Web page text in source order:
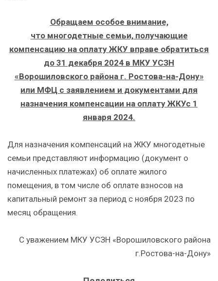
Обращаем особое внимание,
что многодетные семьи, получающие
компенсацию на оплату ЖКУ вправе обратиться
до 31 декабря 2024 в МКУ УСЗН
«Ворошиловского района г. Ростова-на-Дону»
или МФЦ с заявлением и документами для
назначения компенсации на оплату ЖКУс 1
января 2024.
Для назначения компенсаций на ЖКУ многодетные
семьи представляют информацию (документ о
начисленных платежах) об оплате жилого
помещения, в том числе об оплате взносов на
капитальный ремонт за период с ноября 2023 по
месяц обращения.
С уважением МКУ УСЗН «Ворошиловского района
г.Ростова-на-Дону»